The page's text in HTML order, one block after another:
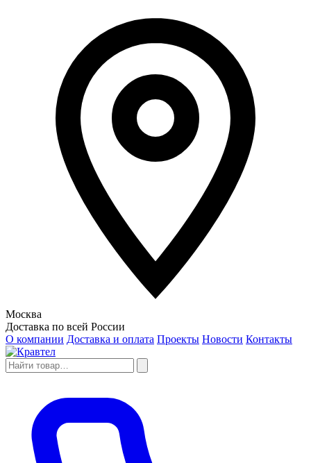
Москва
Доставка по всей России
О компании Доставка и оплата Проекты Новости Контакты